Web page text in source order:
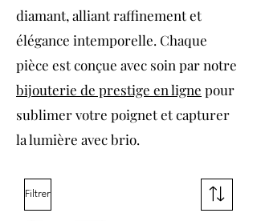
diamant, alliant raffinement et
élégance intemporelle. Chaque
pièce est conçue avec soin par notre
bijouterie de prestige en ligne pour
sublimer votre poignet et capturer
la lumière avec brio.
Filtrer